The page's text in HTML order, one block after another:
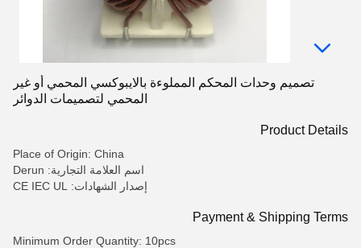
تصميم وحدات المحكم المملوءة بالايبوكسي المحمي أو غير
المحمي لتصميمات الدوائر
Product Details
Place of Origin: China
اسم العلامة التجارية: Derun
إصدار الشهادات: CE IEC UL
Payment & Shipping Terms
Minimum Order Quantity: 10pcs